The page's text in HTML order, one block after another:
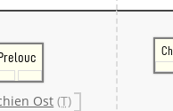
Prelouc
Ost (T)